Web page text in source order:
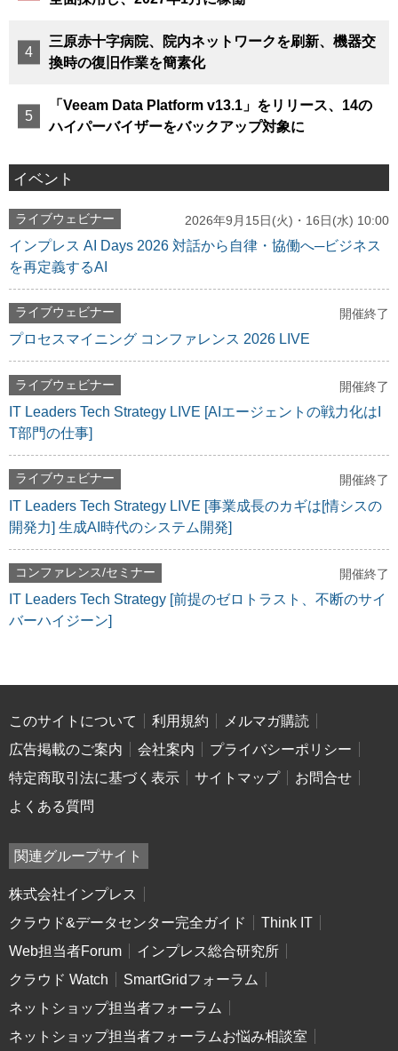
三原赤十字病院、院内ネットワークを刷新、機器交
換時の復旧作業を簡素化
「Veeam Data Platform v13.1」をリリース、14の
ハイパーバイザーをバックアップ対象に
イベント
ライブウェビナー 2026年9月15日(火)・16日(水) 10:00
インプレス AI Days 2026 対話から自律・協働へ─ビジネス
を再定義するAI
ライブウェビナー 開催終了
プロセスマイニング コンファレンス 2026 LIVE
ライブウェビナー 開催終了
IT Leaders Tech Strategy LIVE [AIエージェントの戦力化はI
T部門の仕事]
ライブウェビナー 開催終了
IT Leaders Tech Strategy LIVE [事業成長のカギは[情シスの
開発力] 生成AI時代のシステム開発]
コンファレンス/セミナー 開催終了
IT Leaders Tech Strategy [前提のゼロトラスト、不断のサイ
バーハイジーン]
このサイトについて 利用規約
メルマガ購読
広告掲載のご案内
会社案内
プライバシーポリシー
特定商取引法に基づく表示
サイトマップ
お問合せ
よくある質問
関連グループサイト
株式会社インプレス
クラウド&データセンター完全ガイド
Think IT
Web担当者Forum
インプレス総合研究所
クラウド Watch
SmartGridフォーラム
ネットショップ担当者フォーラム
ネットショップ担当者フォーラムお悩み相談室